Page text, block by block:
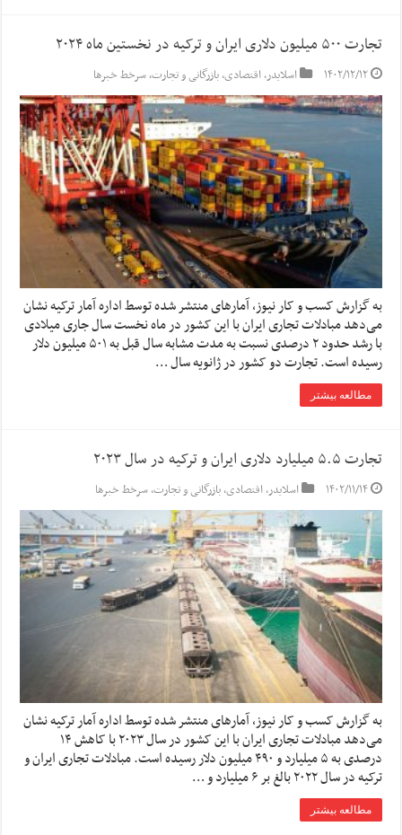
تجارت ۵۰۰ میلیون دلاری ایران و ترکیه در نخستین ماه ۲۰۲۴
۱۴۰۲/۱۲/۱۲ اسلایدر,اقتصادی,بازرگانی و تجارت,سرخط خبرها
به گزارش کسب و کار نیوز، آمارهای منتشر شده توسط اداره آمار ترکیه نشان
می‌دهد مبادلات تجاری ایران با این کشور در ماه نخست سال جاری میلادی
با رشد حدود ۲ درصدی نسبت به مدت مشابه سال قبل به ۵۰۱ میلیون دلار
رسیده است. تجارت دو کشور در ژانویه سال …
مطالعه بیشتر
تجارت ۵.۵ میلیارد دلاری ایران و ترکیه در سال ۲۰۲۳
۱۴۰۲/۱۱/۱۴ اسلایدر,اقتصادی,بازرگانی و تجارت,سرخط خبرها
به گزارش کسب و کار نیوز، آمارهای منتشر شده توسط اداره آمار ترکیه نشان
می‌دهد مبادلات تجاری ایران با این کشور در سال ۲۰۲۳ با کاهش ۱۴
درصدی به ۵ میلیارد و ۴۹۰ میلیون دلار رسیده است. مبادلات تجاری ایران و
ترکیه در سال ۲۰۲۲ بالغ بر ۶ میلیارد و …
مطالعه بیشتر